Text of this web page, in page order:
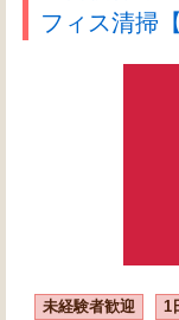
フィス清掃
未経験者歓迎 1